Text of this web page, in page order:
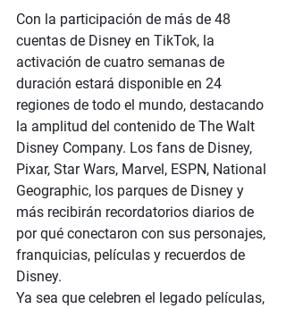
Con la participación de más de 48
cuentas de Disney en TikTok, la
activación de cuatro semanas de
duración estará disponible en 24
regiones de todo el mundo, destacando
la amplitud del contenido de The Walt
Disney Company. Los fans de Disney,
Pixar, Star Wars, Marvel, ESPN, National
Geographic, los parques de Disney y
más recibirán recordatorios diarios de
por qué conectaron con sus personajes,
franquicias, películas y recuerdos de
Disney.
Ya sea que celebren el legado películas,